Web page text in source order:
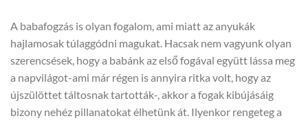
A babafogzás is olyan fogalom, ami miatt az anyukák
hajlamosak túlaggódni magukat. Hacsak nem vagyunk olyan
szerencsések, hogy a babánk az első fogával együtt lássa meg
a napvilágot-ami már régen is annyira ritka volt, hogy az
újszülöttet táltosnak tartották-, akkor a fogak kibújásáig
bizony nehéz pillanatokat élhetünk át. Ilyenkor rengeteg a